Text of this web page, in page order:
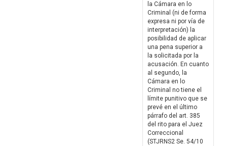
la Cámara en lo
Criminal (ni de forma
expresa ni por vía de
interpretación) la
posibilidad de aplicar
una pena superior a
la solicitada por la
acusación. En cuanto
al segundo, la
Cámara en lo
Criminal no tiene el
límite punitivo que se
prevé en el último
párrafo del art. 385
del rito para el Juez
Correccional
(STJRNS2 Se. 54/10